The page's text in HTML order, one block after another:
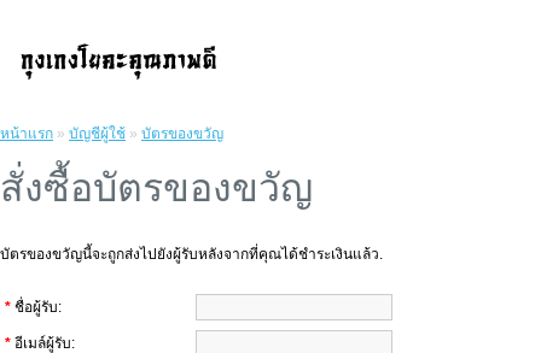
หน้าแรก » บัญชีผู้ใช้ » บัตรของขวัญ
สั่งซื้อบัตรของขวัญ
บัตรของขวัญนี้จะถูกส่งไปยังผู้รับหลังจากที่คุณได้ชำระเงินแล้ว.
* ชื่อผู้รับ:
* อีเมล์ผู้รับ: